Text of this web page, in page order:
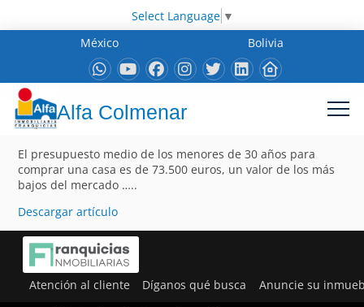
Select Language ▼
México
Bolivia
Alfa Colmenar
El presupuesto medio de los menores de 30 años para
comprar una casa es de 73.500 euros, un valor de los más
bajos del mercado …..
Descargar artículo
Atención al cliente Díganos qué busca Anuncie su